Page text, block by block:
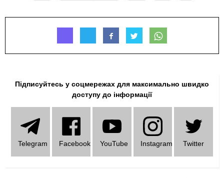
Підписуйтесь у соцмережах для максимально швидко
доступу до інформації
Telеgram Facebook YouTube Instagram Twitter